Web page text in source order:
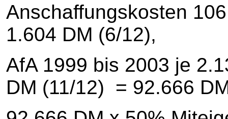
Anschaffungskosten
1.604 DM (6/12),
AfA 1999 bis 2003 je
DM (11/12) = 92.666